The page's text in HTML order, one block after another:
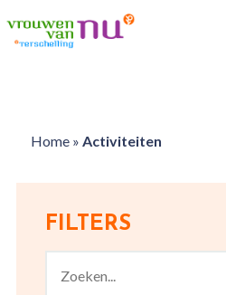
Home» Activiteiten
FILTERS